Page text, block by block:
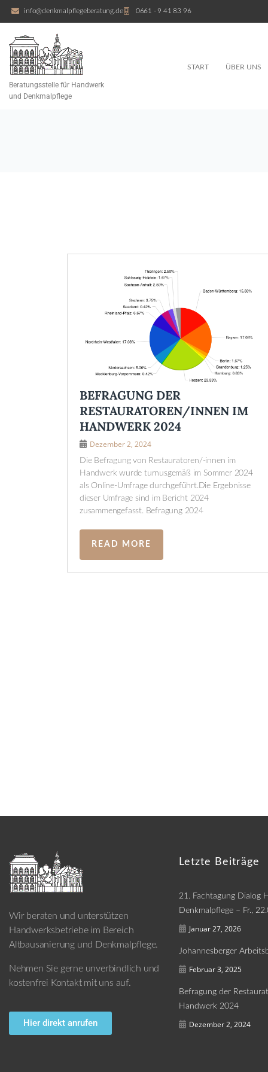
info@denkmalpflegeberatung.de 0661 - 9 41 83 96
Beratungsstelle für Handwerk
und Denkmalpflege
START ÜBER UNS
BEFRAGUNG DER
RESTAURATOREN/INNEN IM
HANDWERK 2024
Dezember 2, 2024
Die Befragung von Restauratoren/-innen im
Handwerk wurde turnusgemäß im Sommer 2024
als Online-Umfrage durchgeführt.Die Ergebnisse
dieser Umfrage sind im Bericht 2024
zusammengefasst. Befragung 2024
READ MORE
Wir beraten und unterstützen
Handwerksbetriebe im Bereich
Altbausanierung und Denkmalpflege.
Nehmen Sie gerne unverbindlich und
kostenfrei Kontakt mit uns auf.
Hier direkt anrufen
Letzte Beiträge
21. Fachtagung Dialog
Denkmalpflege – Fr.,
Januar 27, 2026
Johannesberger
Februar 3, 2025
Befragung der
Handwerk 2024
Dezember 2, 2024